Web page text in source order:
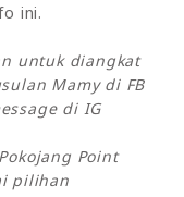
ini.
untuk diangkat
Mamy di FB
di IG
Point
pilihan